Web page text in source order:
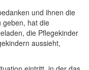
und ihnen die
geben, hat die
die Pflegekinder
aussieht,